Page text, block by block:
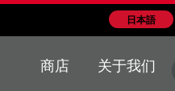
日本語
商店 关于我们